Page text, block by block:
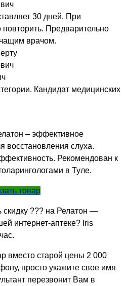
30 дней. При
Предварительно
врачом.
Кандидат медицинских
– эффективное
восстановления слуха.
Рекомендован к
в Туле.
товар
скидку ??? на Релатон —
интернет-аптеке? Iris
вместо старой цены 2 000
просто укажите свое имя
перезвонит Вам в